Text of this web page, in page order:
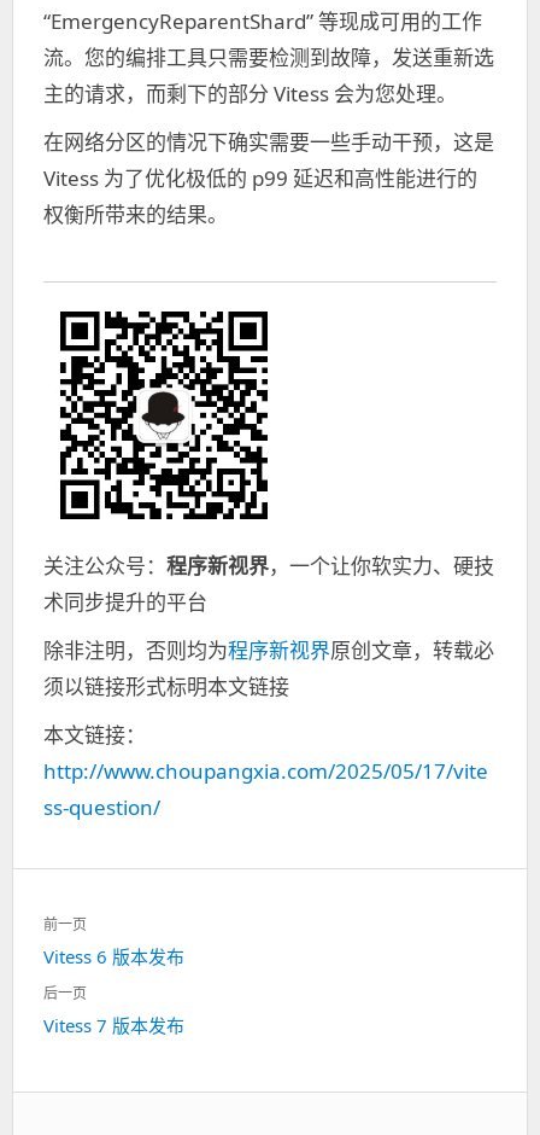
“EmergencyReparentShard” 等现成可用的工作
流。您的编排工具只需要检测到故障，发送重新选
主的请求，而剩下的部分 Vitess 会为您处理。
在网络分区的情况下确实需要一些手动干预，这是
Vitess 为了优化极低的 p99 延迟和高性能进行的
权衡所带来的结果。
关注公众号： 程序新视界，一个让你软实力、硬技
术同步提升的平台
除非注明，否则均为程序新视界原创文章，转载必
须以链接形式标明本文链接
本文链接：
http://www.choupangxia.com/2025/05/17/vite
ss-question/
文
章
导
航
前一页
上
一
Vitess 6 版本发布
后一页
下
Vitess 7 版本发布